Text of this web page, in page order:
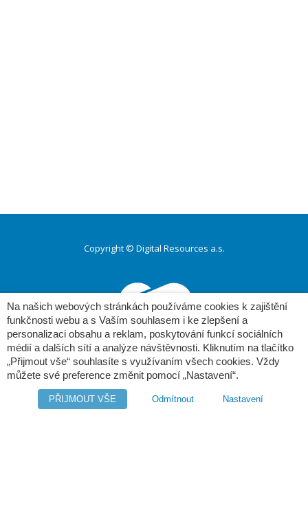
Copyright © Digital Resources a.s.
ménu
Poděbradská 520/24
190 00 Praha 9
Na našich webových stránkách používáme cookies k zajištění
funkčnosti webu a s Vaším souhlasem i ke zlepšení a
personalizaci obsahu a reklam, poskytování funkcí sociálních
médií a dalších sítí a analýze návštěvnosti. Kliknutím na tlačítko
„Přijmout vše“ souhlasíte s využívaním všech cookies. Vždy
můžete své preference změnit pomocí „Nastavení“.
PŘIJMOUT VŠE Odmítnout Nastavení